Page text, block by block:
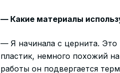
— Какие материалы
— Я начинала с цернита.
пластик, немного похожий
работы он подвергается